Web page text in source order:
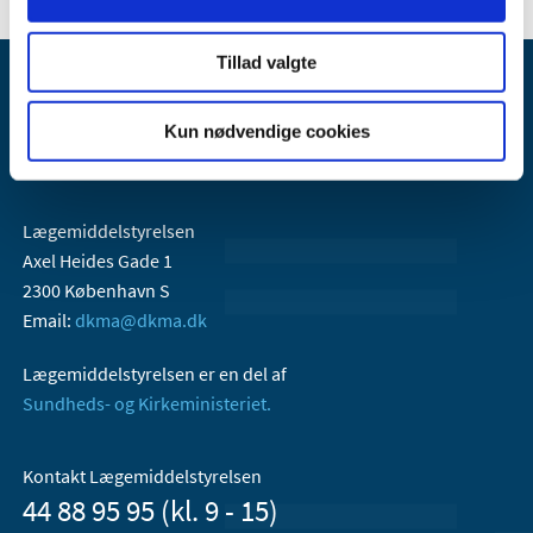
Tillad valgte
Kun nødvendige cookies
Lægemiddelstyrelsen
Axel Heides Gade 1
2300 København S
Email: dkma@dkma.dk
Lægemiddelstyrelsen er en del af
Sundheds- og Kirkeministeriet.
Kontakt Lægemiddelstyrelsen
44 88 95 95 (kl. 9 - 15)